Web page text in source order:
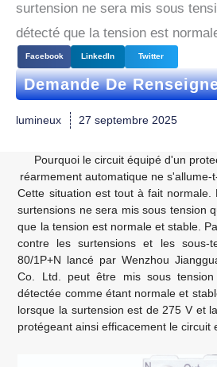
surtension ne sera mis sous
détecté que la tension est
Facebook LinkedIn Twitter
Demande De
lumineux 27 septembre 2025
Pourquoi le circuit équipé d'un
réarmement automatique ne s'allume-
Cette situation est tout à fait normale.
surtensions ne sera mis sous tension
que la tension est normale et stable.
contre les surtensions et les sous-
80/1P+N lancé par Wenzhou
Co. Ltd. peut être mis sous
détectée comme étant normale et
lorsque la surtension est de 275 V et
protégeant ainsi efficacement le circuit